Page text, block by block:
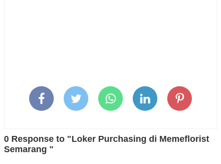
0 Response to "Loker Purchasing di Memeflorist
Semarang "